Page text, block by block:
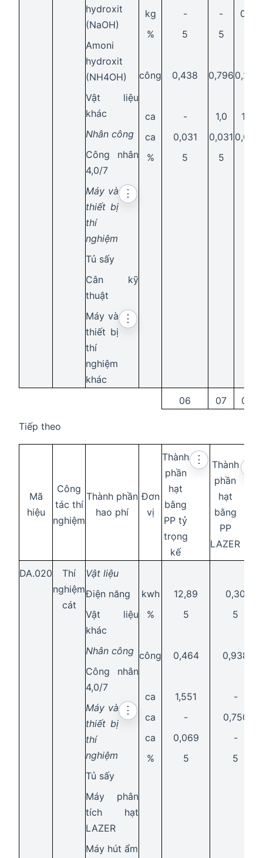
hydroxit
(NaOH)
Amoni
hydroxit
(NH4OH)
Vật liệu
khác
Nhân công
Công nhân
4,0/7
Máy và
thiết bị
thí
nghiệm
⋮
Tủ sấy
Cân kỹ
thuật
Máy và
thiết bị
thí
nghiệm
khác
⋮
kg
%
công
ca
ca
%
-
5
0,438
-
0,031
5
-
5
0,796
1,0
0,031
5
0,3
0,219
1,0
0,031
06 07 08
Tiếp theo
Mã
hiệu
Công
tác thí
nghiệm
Thành phần
hao phí
Đơn
vị
Thành
phần
hạt
bằng
PP tỷ
trọng
kế
⋮
Thành
phần
hạt
bằng
PP
LAZER
DA.020
Thí
nghiệm
cát
Vật liệu
Điện năng
Vật liệu
khác
Nhân công
Công nhân
4,0/7
Máy và
thiết bị
thí
nghiệm
⋮
Tủ sấy
Máy phân
tích hạt
LAZER
Máy hút ẩm
kwh
%
công
ca
ca
ca
%
12,89
5
0,464
1,551
-
0,069
5
0,30
5
0,938
-
0,750
-
5